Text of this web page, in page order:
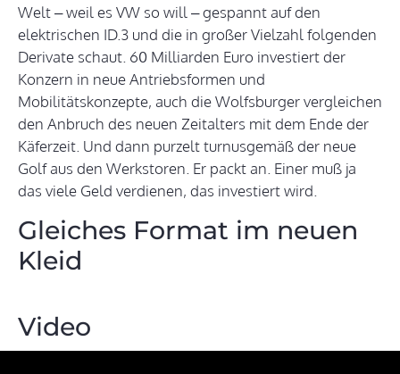
Welt – weil es VW so will – gespannt auf den
elektrischen ID.3 und die in großer Vielzahl folgenden
Derivate schaut. 60 Milliarden Euro investiert der
Konzern in neue Antriebsformen und
Mobilitätskonzepte, auch die Wolfsburger vergleichen
den Anbruch des neuen Zeitalters mit dem Ende der
Käferzeit. Und dann purzelt turnusgemäß der neue
Golf aus den Werkstoren. Er packt an. Einer muß ja
das viele Geld verdienen, das investiert wird.
Gleiches Format im neuen
Kleid
Video